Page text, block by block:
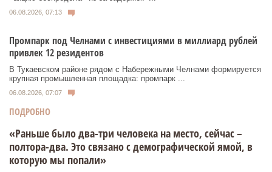
06.08.2026, 07:13
Промпарк под Челнами с инвестициями в миллиард рублей
привлек 12 резидентов
В Тукаевском районе рядом с Набережными Челнами формируется
крупная промышленная площадка: промпарк ...
06.08.2026, 07:07
ПОДРОБНО
«Раньше было два-три человека на место, сейчас –
полтора-два. Это связано с демографической ямой, в
которую мы попали»